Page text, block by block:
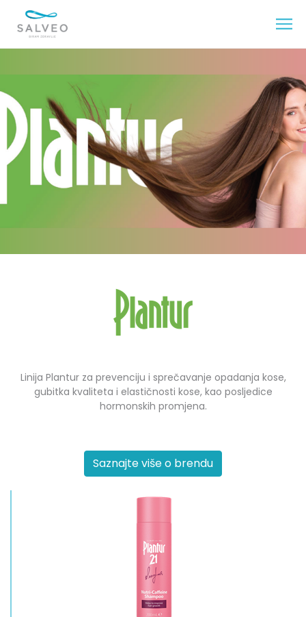
Linija Plantur za prevenciju i sprečavanje opadanja kose,
gubitka kvaliteta i elastičnosti kose, kao posljedice
hormonskih promjena.
Saznajte više o brendu